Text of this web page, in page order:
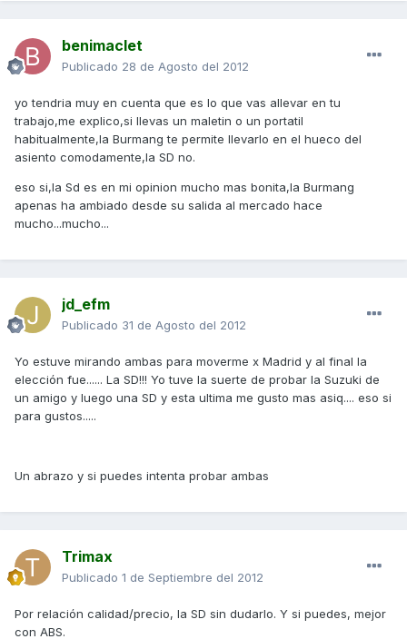
benimaclet
Publicado 28 de Agosto del 2012
yo tendria muy en cuenta que es lo que vas allevar en tu
trabajo,me explico,si llevas un maletin o un portatil
habitualmente,la Burmang te permite llevarlo en el hueco del
asiento comodamente,la SD no.
eso si,la Sd es en mi opinion mucho mas bonita,la Burmang
apenas ha ambiado desde su salida al mercado hace
mucho...mucho...
jd_efm
Publicado 31 de Agosto del 2012
Yo estuve mirando ambas para moverme x Madrid y al final la
elección fue...... La SD!!! Yo tuve la suerte de probar la Suzuki de
un amigo y luego una SD y esta ultima me gusto mas asiq.... eso si
para gustos.....
Un abrazo y si puedes intenta probar ambas
Trimax
Publicado 1 de Septiembre del 2012
Por relación calidad/precio, la SD sin dudarlo. Y si puedes, mejor
con ABS.